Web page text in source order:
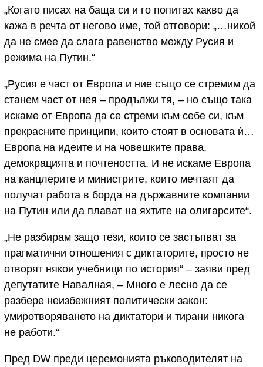
„Когато писах на баща си и го попитах какво да
кажа в речта от негово име, той отговори: „…никой
да не смее да слага равенство между Русия и
режима на Путин.“
„Русия е част от Европа и ние също се стремим да
станем част от нея – продължи тя, – но също така
искаме от Европа да се стреми към себе си, към
прекрасните принципи, които стоят в основата ѝ…
Европа на идеите и на човешките права,
демокрацията и почтеността. И не искаме Европа
на канцлерите и министрите, които мечтаят да
получат работа в борда на държавните компании
на Путин или да плават на яхтите на олигарсите“.
„Не разбирам защо тези, които се застъпват за
прагматични отношения с диктаторите, просто не
отворят някои учебници по история“ – заяви пред
депутатите Навалная, – Много е лесно да се
разбере неизбежният политически закон:
умиротворяването на диктатори и тирани никога
не работи.“
Пред DW преди церемонията ръководителят на